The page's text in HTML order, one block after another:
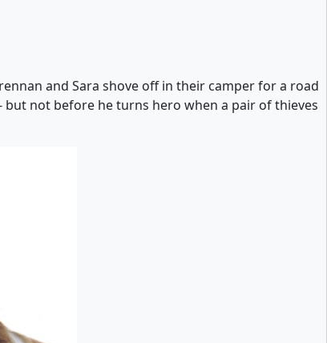
and Sara shove off in their camper for a road
but not before he turns hero when a pair of thieves